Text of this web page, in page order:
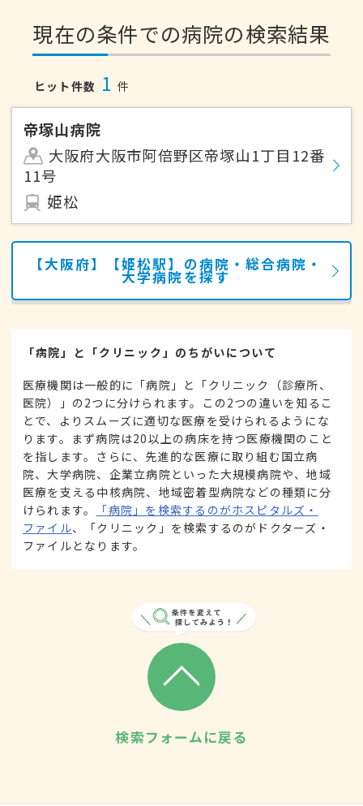
現在の条件での病院の検索結果
ヒット件数 1 件
帝塚山病院
大阪府大阪市阿倍野区帝塚山1丁目12番
11号
姫松
【大阪府】【姫松駅】の病院・総合病院・
大学病院を探す
「病院」と「クリニック」のちがいについて
医療機関は一般的に「病院」と「クリニック（診療所、
医院）」の2つに分けられます。この2つの違いを知るこ
とで、よりスムーズに適切な医療を受けられるようにな
ります。まず病院は20以上の病床を持つ医療機関のこと
を指します。さらに、先進的な医療に取り組む国立病
院、大学病院、企業立病院といった大規模病院や、地域
医療を支える中核病院、地域密着型病院などの種類に分
けられます。
「病院」を検索するのがホスピタルズ・
ファイル、「クリニック」を検索するのがドクターズ・
ファイルとなります。
検索フォームに戻る